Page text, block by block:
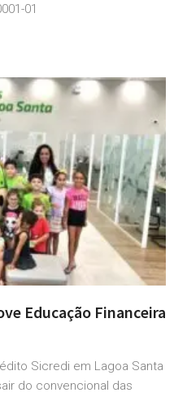
01
Educação Financeira
Sicredi em Lagoa Santa
do convencional das